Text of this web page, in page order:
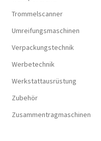
Trommelscanner
Umreifungsmaschinen
Verpackungstechnik
Werbetechnik
Werkstattausrüstung
Zubehör
Zusammentragmaschinen